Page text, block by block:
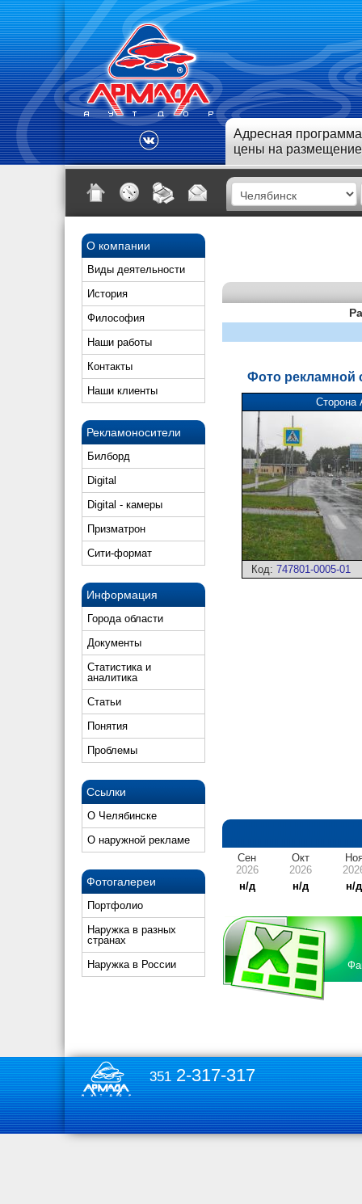
Адресная
цены на размещение
О компании
Виды деятельности
История
Философия
Наши работы
Контакты
Наши клиенты
Рекламоносители
Билборд
Digital
Digital - камеры
Призматрон
Сити-формат
Информация
Города области
Документы
Статистика и
аналитика
Статьи
Понятия
Проблемы
Ссылки
О Челябинске
О наружной рекламе
Фотогалереи
Портфолио
Наружка в разных
странах
Наружка в России
Фото рекламной
Сторона
Код: 747801-0005-01
Сен
2026
н/д
Окт
2026
н/д
н/д
3512-317-317